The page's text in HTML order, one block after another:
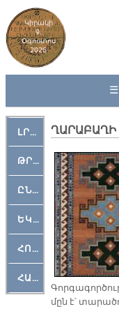
Կիրակի
9,
Օգոստոս
2026
ԼՐԱՀՈՍ
ԹՐՔԱՀԱՅ ԿԵԱՆՔ
ԸՆԿԵՐԱՄՇԱԿՈՒԹԱՅԻՆ
ԵԿԵՂԵՑԱԿԱՆ
ՀՈԳԵՄՏԱՒՈՐ
ՀԱՐԹԱԿ
ՂԱՐԱԲԱՂԻ
մըն է՝